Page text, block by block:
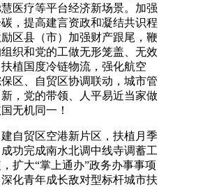
医疗等平台经济新场景。加强
，提高建言资政和凝结共识程
区县（市）加强财产跟尾，鞭
织和党的工做无形笼盖、无效
植国度冷链物流，强化航空
区、自贸区协调联动，城市管
，党的带领、人平易近当家做
无机同一！
贸区空港新片区，扶植月季
功完成南水北调中线寺调蓄工
扩大“掌上通办”政务办事事项
化青年成长敌对型标杆城市扶